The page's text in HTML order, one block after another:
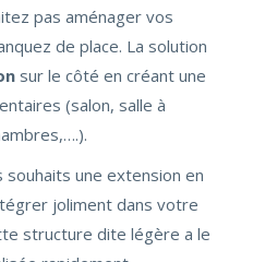
pas aménager vos
de place. La solution
sur le côté en créant une
(salon, salle à
souhaits une extension en
joliment dans votre
structure dite légère a le